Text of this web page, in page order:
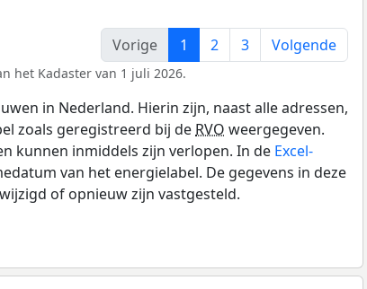
Vorige
1 2 3 Volgende
het Kadaster van 1 juli 2026.
in Nederland. Hierin zijn, naast alle adressen,
zoals geregistreerd bij de RVO weergegeven.
kunnen inmiddels zijn verlopen. In de Excel-
van het energielabel. De gegevens in deze
of opnieuw zijn vastgesteld.